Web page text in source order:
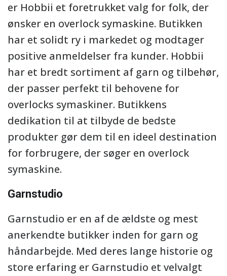
er Hobbii et foretrukket valg for folk, der
ønsker en overlock symaskine. Butikken
har et solidt ry i markedet og modtager
positive anmeldelser fra kunder. Hobbii
har et bredt sortiment af garn og tilbehør,
der passer perfekt til behovene for
overlocks symaskiner. Butikkens
dedikation til at tilbyde de bedste
produkter gør dem til en ideel destination
for forbrugere, der søger en overlock
symaskine.
Garnstudio
Garnstudio er en af de ældste og mest
anerkendte butikker inden for garn og
håndarbejde. Med deres lange historie og
store erfaring er Garnstudio et velvalgt